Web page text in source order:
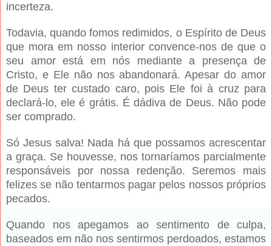
incerteza.
Todavia, quando fomos redimidos, o Espírito de Deus
que mora em nosso interior convence-nos de que o
seu amor está em nós mediante a presença de
Cristo, e Ele não nos abandonará. Apesar do amor
de Deus ter custado caro, pois Ele foi à cruz para
declará-lo, ele é grátis. É dádiva de Deus. Não pode
ser comprado.
Só Jesus salva! Nada há que possamos acrescentar
a graça. Se houvesse, nos tornaríamos parcialmente
responsáveis por nossa redenção. Seremos mais
felizes se não tentarmos pagar pelos nossos próprios
pecados.
Quando nos apegamos ao sentimento de culpa,
baseados em não nos sentirmos perdoados, estamos